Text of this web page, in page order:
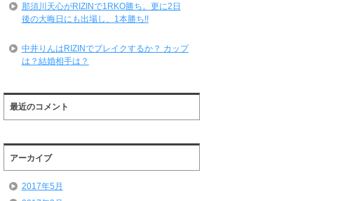
那須川天心がRIZINで1RKO勝ち。更に2日
後の大晦日にも出場し、1本勝ち!!
中井りんはRIZINでブレイクするか？ カップ
は？結婚相手は？
最近のコメント
アーカイブ
2017年5月